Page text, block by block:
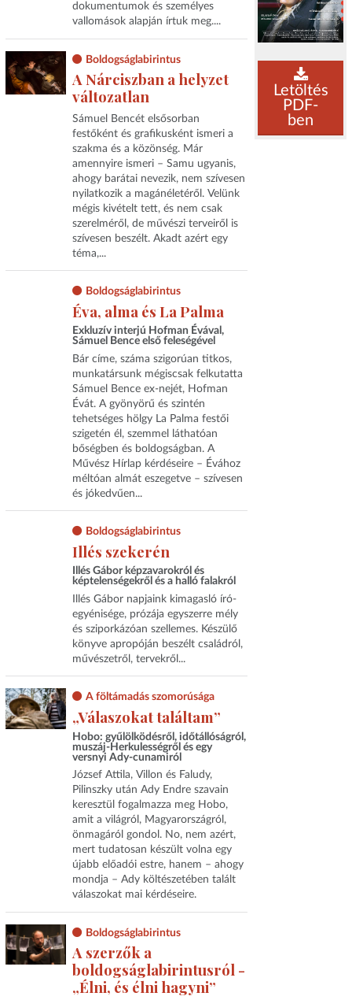
Letöltés
PDF-
ben
dokumentumok és személyes
vallomások alapján írtuk meg....
Boldogságlabirintus
A Nárciszban a helyzet
változatlan
Sámuel Bencét elsősorban
festőként és grafikusként ismeri a
szakma és a közönség. Már
amennyire ismeri – Samu ugyanis,
ahogy barátai nevezik, nem szívesen
nyilatkozik a magánéletéről. Velünk
mégis kivételt tett, és nem csak
szerelméről, de művészi terveiről is
szívesen beszélt. Akadt azért egy
téma,...
Boldogságlabirintus
Éva, alma és La Palma
Exkluzív interjú Hofman Évával,
Sámuel Bence első feleségével
Bár címe, száma szigorúan titkos,
munkatársunk mégiscsak felkutatta
Sámuel Bence ex-nejét, Hofman
Évát. A gyönyörű és szintén
tehetséges hölgy La Palma festői
szigetén él, szemmel láthatóan
bőségben és boldogságban. A
Művész Hírlap kérdéseire – Évához
méltóan almát eszegetve – szívesen
és jókedvűen...
Boldogságlabirintus
Illés szekerén
Illés Gábor képzavarokról és
képtelenségekről és a halló falakról
Illés Gábor napjaink kimagasló író-
egyénisége, prózája egyszerre mély
és sziporkázóan szellemes. Készülő
könyve apropóján beszélt családról,
művészetről, tervekről...
A föltámadás szomorúsága
„Válaszokat találtam”
Hobo: gyűlölködésről, időtállóságról,
muszáj-Herkulességről és egy
versnyi Ady-cunamiról
József Attila, Villon és Faludy,
Pilinszky után Ady Endre szavain
keresztül fogalmazza meg Hobo,
amit a világról, Magyarországról,
önmagáról gondol. No, nem azért,
mert tudatosan készült volna egy
újabb előadói estre, hanem – ahogy
mondja – Ady költészetében talált
válaszokat mai kérdéseire.
Boldogságlabirintus
A szerzők a
boldogságlabirintusról -
„Élni, és élni hagyni”